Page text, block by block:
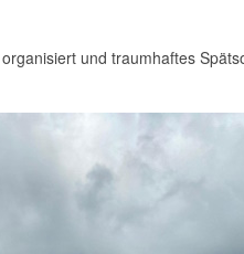
und traumhaftes